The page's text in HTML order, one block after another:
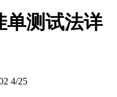
单测试法详
4/25